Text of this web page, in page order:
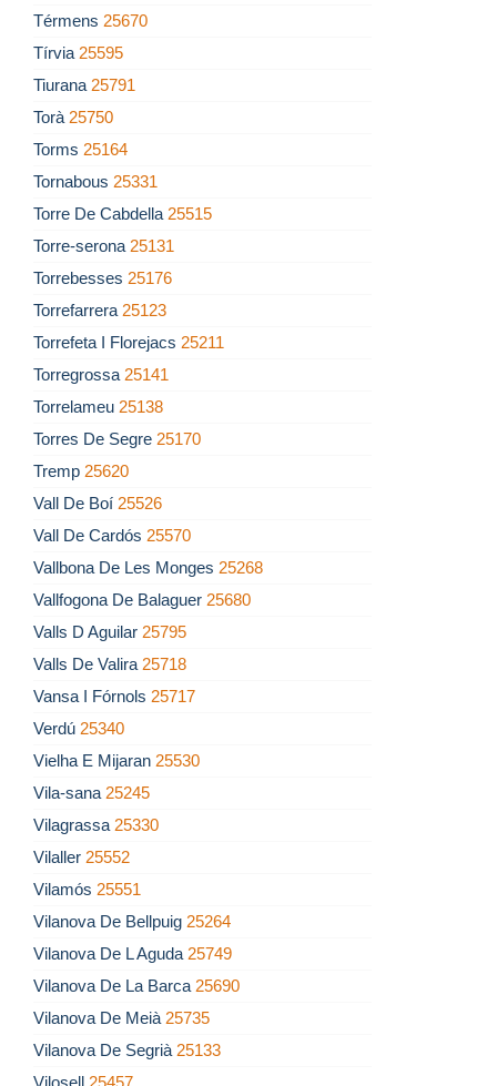
Térmens 25670
Tírvia 25595
Tiurana 25791
Torà 25750
Torms 25164
Tornabous 25331
Torre De Cabdella 25515
Torre-serona 25131
Torrebesses 25176
Torrefarrera 25123
Torrefeta I Florejacs 25211
Torregrossa 25141
Torrelameu 25138
Torres De Segre 25170
Tremp 25620
Vall De Boí 25526
Vall De Cardós 25570
Vallbona De Les Monges 25268
Vallfogona De Balaguer 25680
Valls D Aguilar 25795
Valls De Valira 25718
Vansa I Fórnols 25717
Verdú 25340
Vielha E Mijaran 25530
Vila-sana 25245
Vilagrassa 25330
Vilaller 25552
Vilamós 25551
Vilanova De Bellpuig 25264
Vilanova De L Aguda 25749
Vilanova De La Barca 25690
Vilanova De Meià 25735
Vilanova De Segrià 25133